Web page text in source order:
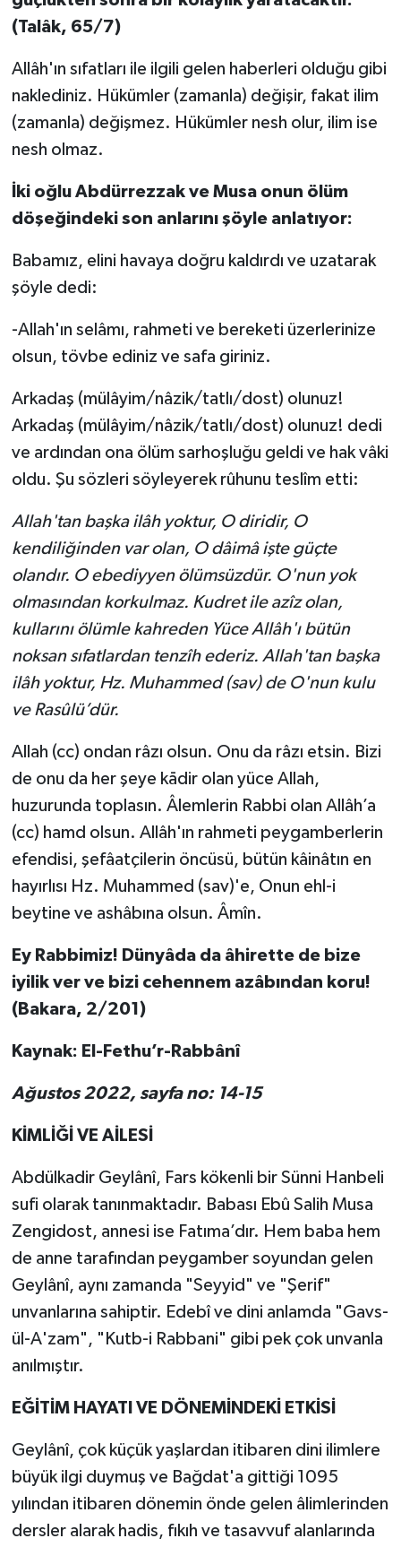
(Talâk, 65/7)
Allâh'ın sıfatları ile ilgili gelen haberleri olduğu gibi
naklediniz. Hükümler (zamanla) değişir, fakat ilim
(zamanla) değişmez. Hükümler nesh olur, ilim ise
nesh olmaz.
İki oğlu Abdürrezzak ve Musa onun ölüm
döşeğindeki son anlarını şöyle anlatıyor:
Babamız, elini havaya doğru kaldırdı ve uzatarak
şöyle dedi:
-Allah'ın selâmı, rahmeti ve bereketi üzerlerinize
olsun, tövbe ediniz ve safa giriniz.
Arkadaş (mülâyim/nâzik/tatlı/dost) olunuz!
Arkadaş (mülâyim/nâzik/tatlı/dost) olunuz! dedi
ve ardından ona ölüm sarhoşluğu geldi ve hak vâki
oldu. Şu sözleri söyleyerek rûhunu teslîm etti:
Allah'tan başka ilâh yoktur, O diridir, O
kendiliğinden var olan, O dâimâ işte güçte
olandır. O ebediyyen ölümsüzdür. O'nun yok
olmasından korkulmaz. Kudret ile azîz olan,
kullarını ölümle kahreden Yüce Allâh'ı bütün
noksan sıfatlardan tenzîh ederiz. Allah'tan başka
ilâh yoktur, Hz. Muhammed (sav) de O'nun kulu
ve Rasûlü’dür.
Allah (cc) ondan râzı olsun. Onu da râzı etsin. Bizi
de onu da her şeye kādir olan yüce Allah,
huzurunda toplasın. Âlemlerin Rabbi olan Allâh’a
(cc) hamd olsun. Allâh'ın rahmeti peygamberlerin
efendisi, şefâatçilerin öncüsü, bütün kâinâtın en
hayırlısı Hz. Muhammed (sav)'e, Onun ehl-i
beytine ve ashâbına olsun. Âmîn.
Ey Rabbimiz! Dünyâda da âhirette de bize
iyilik ver ve bizi cehennem azâbından koru!
(Bakara, 2/201)
Kaynak: El-Fethu’r-Rabbânî
Ağustos 2022, sayfa no: 14-15
KİMLİĞİ VE AİLESİ
Abdülkadir Geylânî, Fars kökenli bir Sünni Hanbeli
sufi olarak tanınmaktadır. Babası Ebû Salih Musa
Zengidost, annesi ise Fatıma’dır. Hem baba hem
de anne tarafından peygamber soyundan gelen
Geylânî, aynı zamanda "Seyyid" ve "Şerif"
unvanlarına sahiptir. Edebî ve dini anlamda "Gavs-
ül-A'zam", "Kutb-i Rabbani" gibi pek çok unvanla
anılmıştır.
EĞİTİM HAYATI VE DÖNEMİNDEKİ ETKİSİ
Geylânî, çok küçük yaşlardan itibaren dini ilimlere
büyük ilgi duymuş ve Bağdat'a gittiği 1095
yılından itibaren dönemin önde gelen âlimlerinden
dersler alarak hadis, fıkıh ve tasavvuf alanlarında